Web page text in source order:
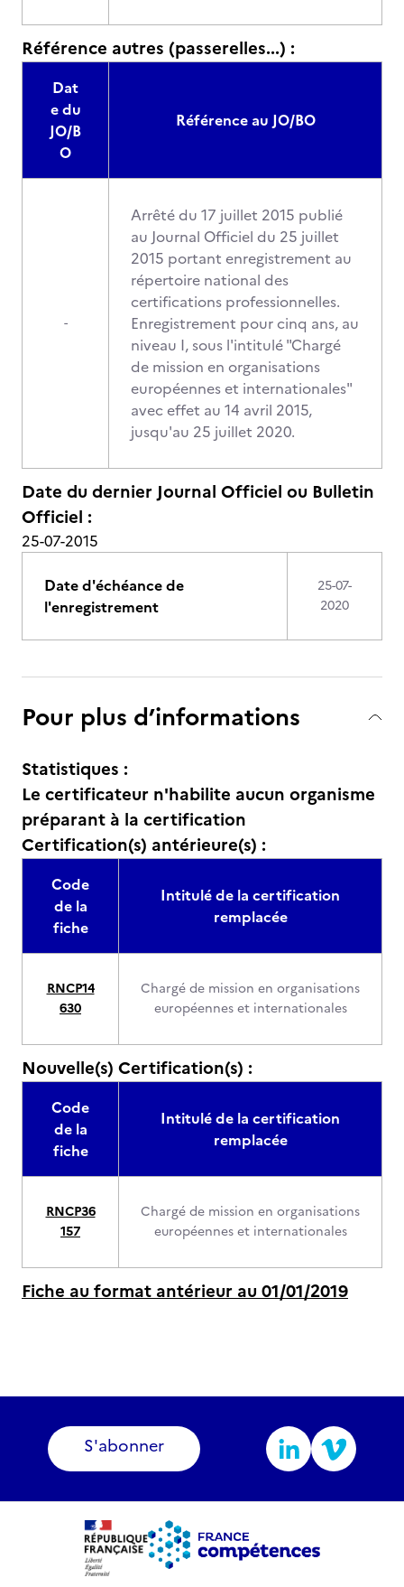
Référence autres (passerelles...) :
Dat
e du
JO/B
O
Référence au JO/BO
-
Arrêté du 17 juillet 2015 publié
au Journal Officiel du 25 juillet
2015 portant enregistrement au
répertoire national des
certifications professionnelles.
Enregistrement pour cinq ans, au
niveau I, sous l'intitulé "Chargé
de mission en organisations
européennes et internationales"
avec effet au 14 avril 2015,
jusqu'au 25 juillet 2020.
Date du dernier Journal Officiel ou Bulletin
Officiel :
25-07-2015
Date d'échéance de
l'enregistrement
25-07-
2020
Pour plus d’informations
Statistiques :
Le certificateur n'habilite aucun organisme
préparant à la certification
Certification(s) antérieure(s) :
Code
de la
fiche
Intitulé de la certification
remplacée
RNCP14
630
Chargé de mission en organisations
européennes et internationales
Nouvelle(s) Certification(s) :
Code
de la
fiche
Intitulé de la certification
remplacée
RNCP36
157
Chargé de mission en organisations
européennes et internationales
Fiche au format antérieur au 01/01/2019
S'abonner